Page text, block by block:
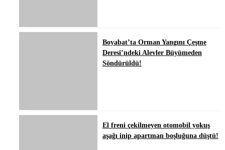
Boyabat’ta Orman Yangını Çeşme
Deresi’ndeki Alevler Büyümeden
Söndürüldü!
El freni çekilmeyen otomobil yokuş
aşağı inip apartman boşluğuna düştü!